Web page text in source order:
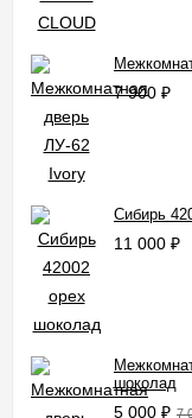
7 900 ₽
Сибирь
11 000 ₽
шоколад
5 000 ₽ 7